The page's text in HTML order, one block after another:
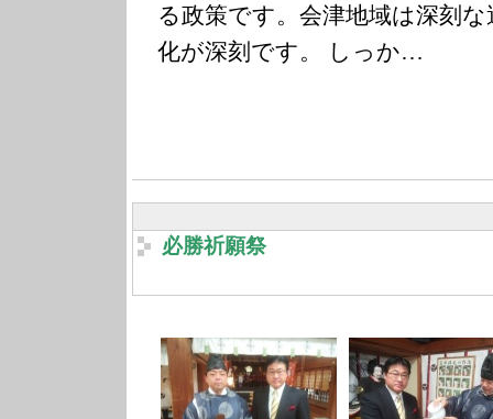
る政策です。会津地域は深刻
化が深刻です。 しっか…
必勝祈願祭